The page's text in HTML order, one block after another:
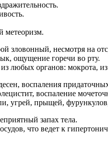
метеоризм.
зловонный, несмотря на
ощущение горечи во рту.
любых органов: мокрота,
воспаления
воспаление
угрей, прыщей,
запах тела.
что ведет к